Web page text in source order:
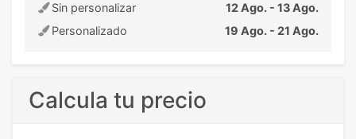
Sin personalizar
12 Ago. - 13 Ago.
Personalizado
19 Ago. - 21 Ago.
Calcula tu precio